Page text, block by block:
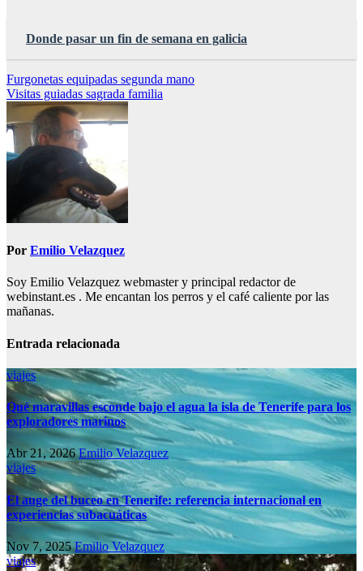
Donde pasar un fin de semana en galicia
Navegación
de
entradas
Furgonetas equipadas segunda mano
Visitas guiadas sagrada familia
Por Emilio Velazquez
Soy Emilio Velazquez webmaster y principal redactor de
webinstant.es . Me encantan los perros y el café caliente por las
mañanas.
Entrada relacionada
viajes
Qué maravillas esconde bajo el agua la isla de Tenerife para los
exploradores marinos
Abr 21, 2026Emilio Velazquez
viajes
El auge del buceo en Tenerife: referencia internacional en
experiencias subacuáticas
Nov 7, 2025Emilio Velazquez
viajes